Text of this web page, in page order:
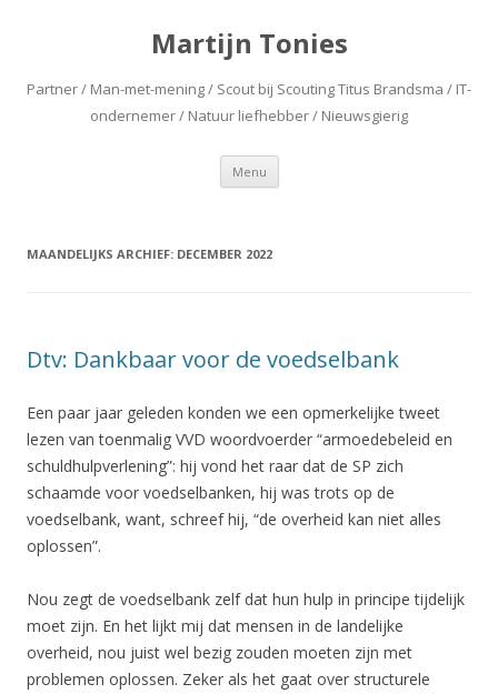
Martijn Tonies
Partner / Man-met-mening / Scout bij Scouting Titus Brandsma / IT-
ondernemer / Natuur liefhebber / Nieuwsgierig
Menu Spring naar de inhoud
MAANDELIJKS ARCHIEF: DECEMBER 2022
Dtv: Dankbaar voor de voedselbank
Een paar jaar geleden konden we een opmerkelijke tweet
lezen van toenmalig VVD woordvoerder “armoedebeleid en
schuldhulpverlening”: hij vond het raar dat de SP zich
schaamde voor voedselbanken, hij was trots op de
voedselbank, want, schreef hij, “de overheid kan niet alles
oplossen”.
Nou zegt de voedselbank zelf dat hun hulp in principe tijdelijk
moet zijn. En het lijkt mij dat mensen in de landelijke
overheid, nou juist wel bezig zouden moeten zijn met
problemen oplossen. Zeker als het gaat over structurele